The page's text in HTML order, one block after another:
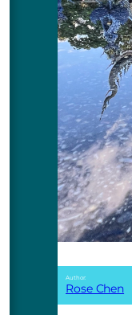
Author:
Rose Chen